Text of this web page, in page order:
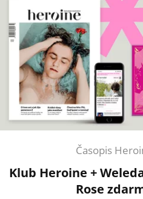
Časopis
Klub Heroine +
Rose